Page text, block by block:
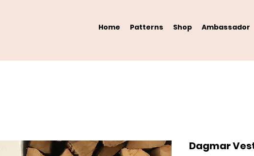
Home Patterns Shop Ambassador
Dagmar